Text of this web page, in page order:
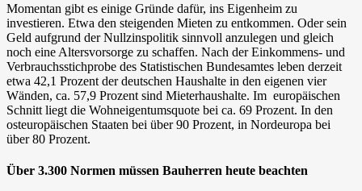
Momentan gibt es einige Gründe dafür, ins Eigenheim zu
investieren. Etwa den steigenden Mieten zu entkommen. Oder sein
Geld aufgrund der Nullzinspolitik sinnvoll anzulegen und gleich
noch eine Altersvorsorge zu schaffen. Nach der Einkommens- und
Verbrauchsstichprobe des Statistischen Bundesamtes leben derzeit
etwa 42,1 Prozent der deutschen Haushalte in den eigenen vier
Wänden, ca. 57,9 Prozent sind Mieterhaushalte. Im europäischen
Schnitt liegt die Wohneigentumsquote bei ca. 69 Prozent. In den
osteuropäischen Staaten bei über 90 Prozent, in Nordeuropa bei
über 80 Prozent.
Über 3.300 Normen müssen Bauherren heute beachten